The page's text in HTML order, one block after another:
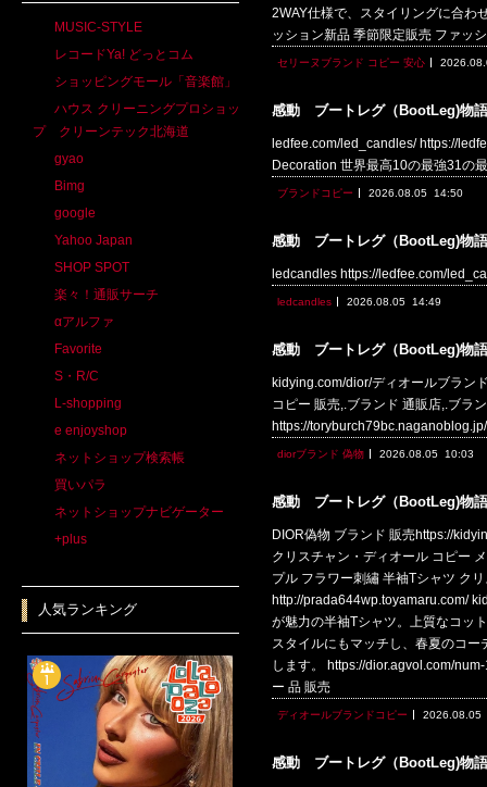
2WAY仕様で、スタイリングに合わ
ッション新品 季節限定販売 ファッ
セリーヌブランド コピー 安心
感動 ブートレグ（BootLeg)物語
ledfee.com/led_candles/ https://
Decoration 世界最高10の最強31の
ブランドコピー 2026.08.05 14:50
感動 ブートレグ（BootLeg)物語
ledcandles https://ledfee.com/
ledcandles 2026.08.05 14:49
感動 ブートレグ（BootLeg)物語
kidying.com/dior/ディオールブラン
コピー 販売,.ブランド 通販店,.ブラ
https://
diorブランド 偽物 2026.08.05 10:03
感動 ブートレグ（BootLeg)物語
DIOR偽物 ブランド 販売https://
クリスチャン・ディオール コピー
プル フラワー刺繡 半袖Tシャツ ク
http://prada644wp.toyamaru.com/
が魅力の半袖Tシャツ。上質なコッ
スタイルにもマッチし、春夏のコ
します。 https://dior.agvol.com/
ー 品 販売
ディオールブランドコピー 2026.08.05
感動 ブートレグ（BootLeg)物語
MUSIC-STYLE
レコードYa! どっとコム
ショッピングモール「音楽館」
ハウス クリーニングプロショッ
プ クリーンテック北海道
gyao
Bimg
google
Yahoo Japan
SHOP SPOT
楽々！通販サーチ
αアルファ
Favorite
S・R/C
L-shopping
e enjoyshop
ネットショップ検索帳
買いパラ
ネットショップナビゲーター
+plus
人気ランキング